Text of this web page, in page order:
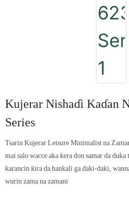
Kujerar Nishaɗi Kaɗan
Series
Tsarin Kujerar Leisure Minimalist na
mai salo wacce aka ƙera don samar da
ƙarancin ƙira da hankali ga daki-daki,
wurin zama na zamani